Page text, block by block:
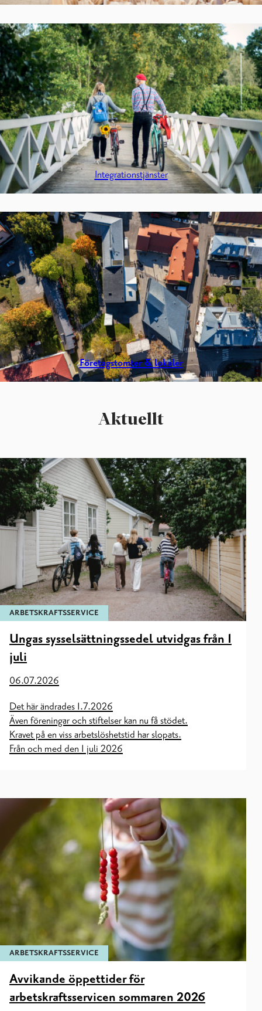
Integrationstjänster
Företagstomter & lokaler
Aktuellt
ARBETSKRAFTSSERVICE
Ungas sysselsättningssedel utvidgas från 1
juli
06.07.2026
Det här ändrades 1.7.2026
Även föreningar och stiftelser kan nu få stödet.
Kravet på en viss arbetslöshetstid har slopats.
Från och med den 1 juli 2026
ARBETSKRAFTSSERVICE
Avvikande öppettider för
arbetskraftsservicen sommaren 2026